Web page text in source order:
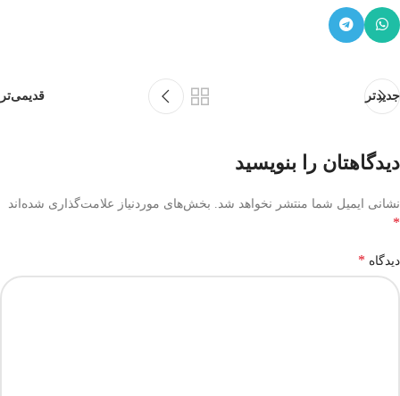
جدیدتر قدیمی‌تر
دیدگاهتان را بنویسید
نشانی ایمیل شما منتشر نخواهد شد. بخش‌های موردنیاز علامت‌گذاری شده‌اند
*
دیدگاه *